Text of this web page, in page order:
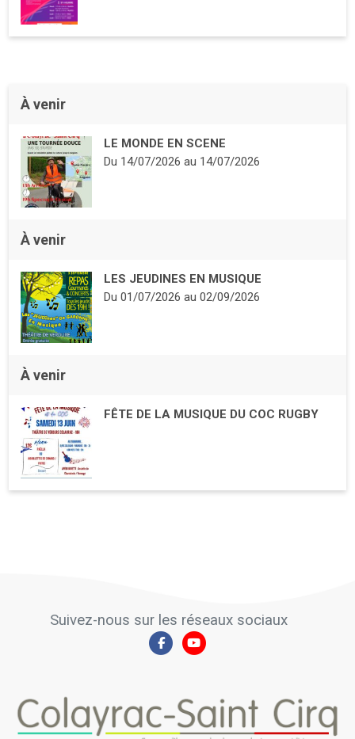
À venir
LE MONDE EN SCENE
Du 14/07/2026au 14/07/2026
À venir
LES JEUDINES EN MUSIQUE
Du 01/07/2026au 02/09/2026
À venir
FÊTE DE LA MUSIQUE DU COC RUGBY
Suivez-nous sur les réseaux sociaux